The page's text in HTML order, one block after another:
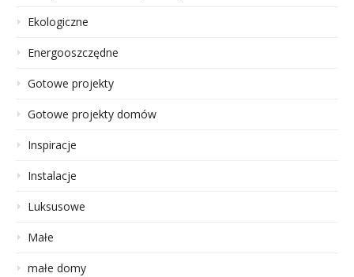
Ekologiczne
Energooszczędne
Gotowe projekty
Gotowe projekty domów
Inspiracje
Instalacje
Luksusowe
Małe
małe domy